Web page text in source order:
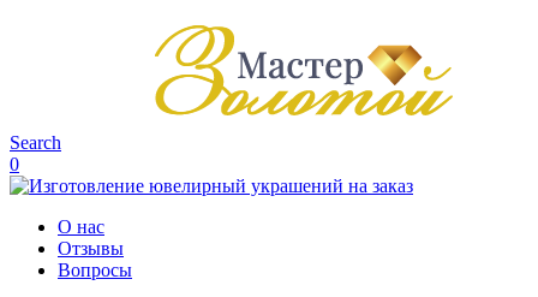
Search
0
О нас
Отзывы
Вопросы